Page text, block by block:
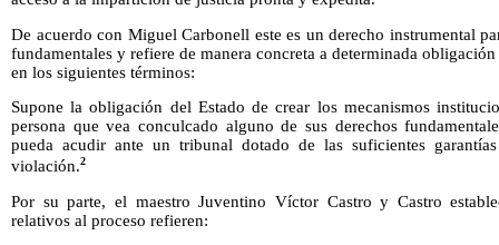
De acuerdo con Miguel Carbonell este es un derecho instrumental
fundamentales y refiere de manera concreta a determinada
en los siguientes términos:
Supone la obligación del Estado de crear los mecanismos
persona que vea conculcado alguno de sus derechos
pueda acudir ante un tribunal dotado de las suficientes
violación.2
Por su parte, el maestro Juventino Víctor Castro y Castro
relativos al proceso refieren: